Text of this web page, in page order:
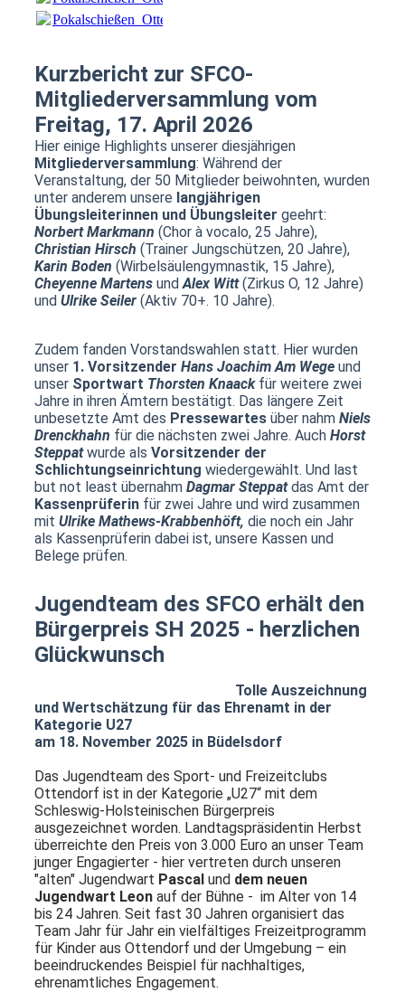
Pokalschießen_Ottendorfer_Schützen_April_2026.pdf
Kurzbericht zur SFCO-
Mitgliederversammlung vom
Freitag, 17. April 2026
Hier einige Highlights unserer diesjährigen
Mitgliederversammlung: Während der
Veranstaltung, der 50 Mitglieder beiwohnten, wurden
unter anderem unsere langjährigen
Übungsleiterinnen und Übungsleiter geehrt:
Norbert Markmann (Chor à vocalo, 25 Jahre),
Christian Hirsch (Trainer Jungschützen, 20 Jahre),
Karin Boden (Wirbelsäulengymnastik, 15 Jahre),
Cheyenne MartensundAlex Witt(Zirkus O, 12 Jahre)
und Ulrike Seiler(Aktiv 70+. 10 Jahre).
Zudem fanden Vorstandswahlen statt. Hier wurden
unser 1. Vorsitzender Hans Joachim Am Wegeund
unser Sportwart Thorsten Knaackfür weitere zwei
Jahre in ihren Ämtern bestätigt. Das längere Zeit
unbesetzte Amt des Pressewartesüber nahm Niels
Drenckhahn für die nächsten zwei Jahre. Auch Horst
Steppatwurde als Vorsitzender der
Schlichtungseinrichtung wiedergewählt. Und last
but not least übernahm Dagmar Steppatdas Amt der
Kassenprüferinfür zwei Jahre und wird zusammen
mit Ulrike Mathews-Krabbenhöft, die noch ein Jahr
als Kassenprüferin dabei ist, unsere Kassen und
Belege prüfen.
Jugendteam des SFCO erhält den
Bürgerpreis SH 2025 - herzlichen
Glückwunsch
Tolle Auszeichnung
und Wertschätzung für das Ehrenamt in der
Kategorie U27
am 18. November 2025 in Büdelsdorf
Das Jugendteam des Sport- und Freizeitclubs
Ottendorf ist in der Kategorie „U27“ mit dem
Schleswig-Holsteinischen Bürgerpreis
ausgezeichnet worden. Landtagspräsidentin Herbst
überreichte den Preis von 3.000 Euro an unser Team
junger Engagierter - hier vertreten durch unseren
"alten" Jugendwart Pascal unddem neuen
Jugendwart Leonauf der Bühne - im Alter von 14
bis 24 Jahren. Seit fast 30 Jahren organisiert das
Team Jahr für Jahr ein vielfältiges Freizeitprogramm
für Kinder aus Ottendorf und der Umgebung – ein
beeindruckendes Beispiel für nachhaltiges,
ehrenamtliches Engagement.